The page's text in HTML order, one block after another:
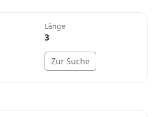
Länge
3
Zur Suche